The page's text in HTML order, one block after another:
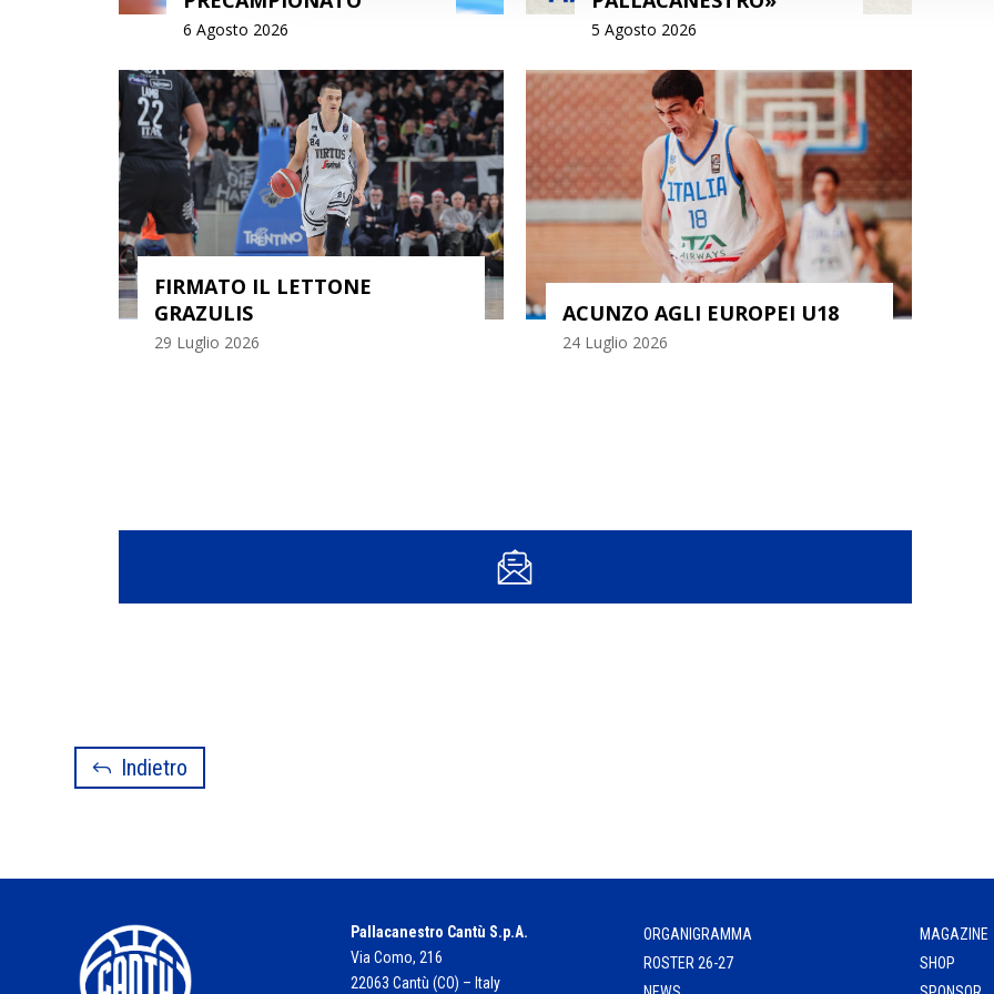
6 Agosto 2026 5 Agosto 2026
FIRMATO IL LETTONE
GRAZULIS
29 Luglio 2026
ACUNZO AGLI EUROPEI U18
24 Luglio 2026
Indietro
Pallacanestro Cantù S.p.A.
Via Como, 216
22063 Cantù (CO) – Italy
ORGANIGRAMMA
ROSTER 26-27
MAGAZINE
SHOP